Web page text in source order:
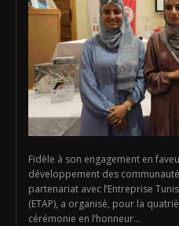
Fidèle à son engagement en
développement des
partenariat avec l’Entreprise
(ETAP), a organisé, pour la
cérémonie en l’honneur...